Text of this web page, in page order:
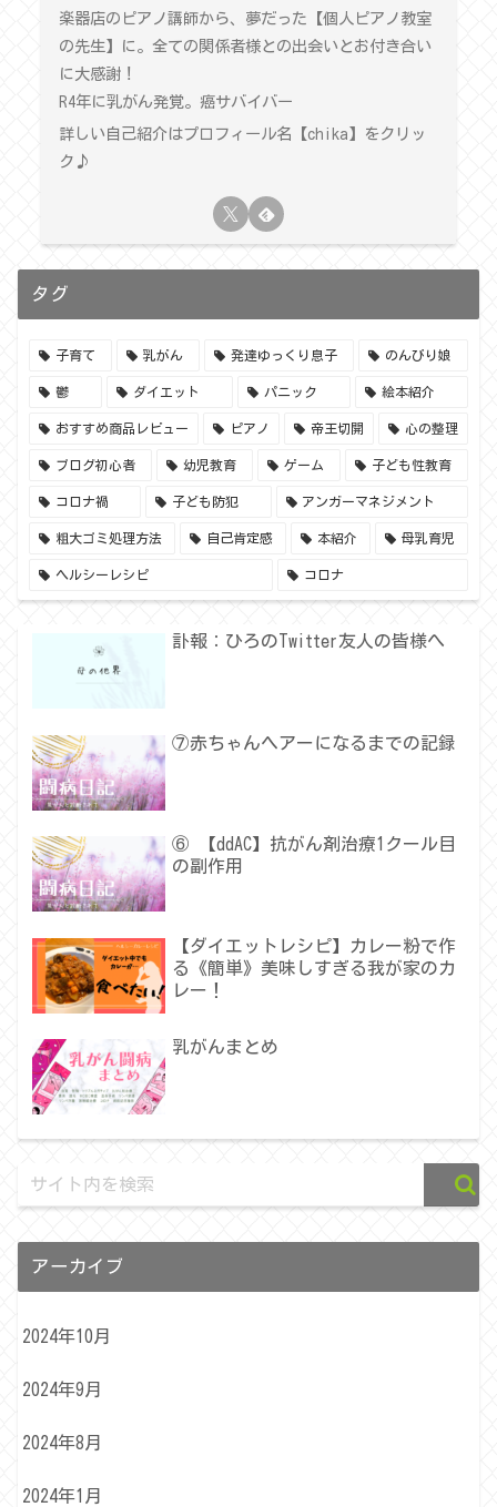
楽器店のピアノ講師から、夢だった【個人ピアノ教室
の先生】に。全ての関係者様との出会いとお付き合い
に大感謝！
R4年に乳がん発覚。癌サバイバー
詳しい自己紹介はプロフィール名【chika】をクリッ
ク♪
タグ
子育て 乳がん 発達ゆっくり息子 のんびり娘
鬱 ダイエット パニック 絵本紹介
おすすめ商品レビュー ピアノ 帝王切開 心の整理
ブログ初心者 幼児教育 ゲーム 子ども性教育
コロナ禍 子ども防犯 アンガーマネジメント
粗大ゴミ処理方法 自己肯定感 本紹介 母乳育児
ヘルシーレシピ コロナ
訃報：ひろのTwitter友人の皆様へ
⑦赤ちゃんヘアーになるまでの記録
⑥ 【ddAC】抗がん剤治療1クール目
の副作用
【ダイエットレシピ】カレー粉で作
る《簡単》美味しすぎる我が家のカ
レー！
乳がんまとめ
アーカイブ
2024年10月
2024年9月
2024年8月
2024年1月